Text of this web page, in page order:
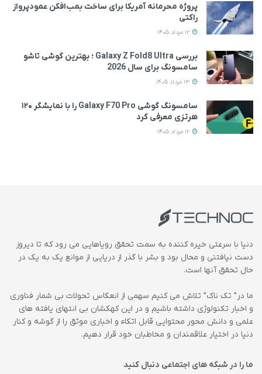
پروژه محرمانه آمریکا برای ساخت بمب‌افکن عمودپرواز
راکتی
بررسی Galaxy Z Fold8 Ultra ؛ بهترین گوشی تاشو
سامسونگ برای سال 2026
سامسونگ گوشی Galaxy F70 Pro را با نمایشگر ۱۲۰
هرتزی معرفی کرد
دنیا با سرعتی خیره کننده به سمت تحقق رویاهایی می رود که تا دیروز
دست نیافتنی و محال بود و بشر با گذر از دریایی از موانع یک به یک در
حال تحقق آنها است.
ما در” تک ناک” تلاش می کنیم سهمی از انعکاس تحولات بی شمار فناوری
و اخبار تکنولوژی داشته باشیم و در این کهکشان بی انتهای یافته های
علمی و دانش محور محتوایی قابل اتکاء و اخباری موثق را از گوشه و کنار
دنیا در اختیار علاقمندان و مخاطبان خود قرار دهیم.
ما را در شبکه های اجتماعی دنبال کنید